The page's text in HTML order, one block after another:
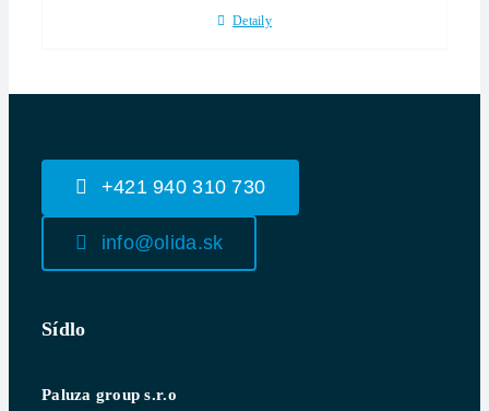
Detaily
+421 940 310 730
info@olida.sk
Sídlo
Paluza group s.r.o